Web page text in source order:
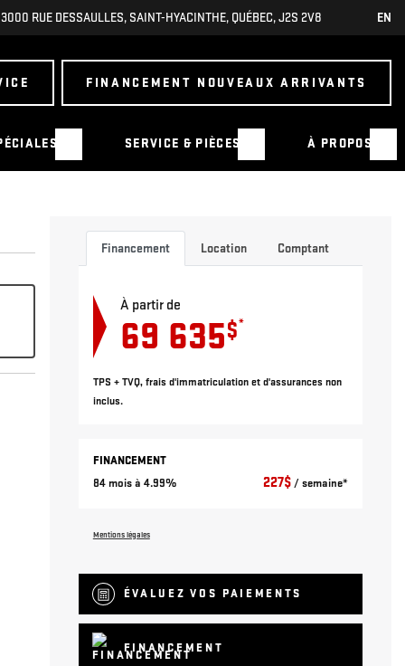
3000 RUE DESSAULLES, SAINT-HYACINTHE, QUÉBEC,J2S 2V8 EN
FINANCEMENT NOUVEAUX ARRIVANTS
SERVICE & PIÈCES À PROPOS
Financement Location Comptant
À partir de
69 635$*
TPS + TVQ, frais d'immatriculation et d'assurances non
inclus.
FINANCEMENT
84 mois à 4.99%
227$/ semaine*
Mentions légales
ÉVALUEZ VOS PAIEMENTS
FINANCEMENT